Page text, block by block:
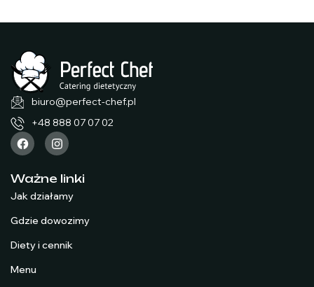
biuro@perfect-chef.pl
+48 888 07 07 02
Ważne linki
Jak działamy
Gdzie dowozimy
Diety i cennik
Menu